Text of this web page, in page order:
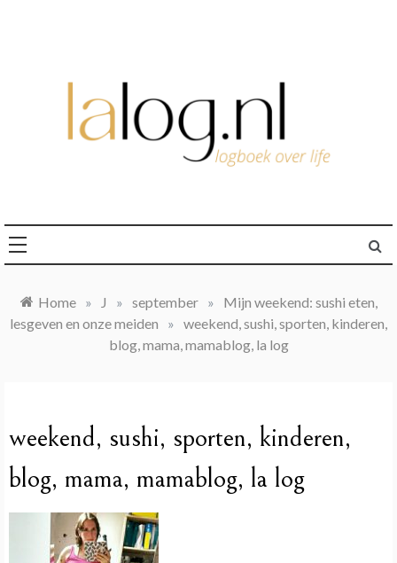
Home » J » september »
Mijn weekend: sushi eten,
lesgeven en onze meiden
» weekend, sushi, sporten, kinderen,
blog, mama, mamablog, la log
weekend, sushi, sporten, kinderen,
blog, mama, mamablog, la log